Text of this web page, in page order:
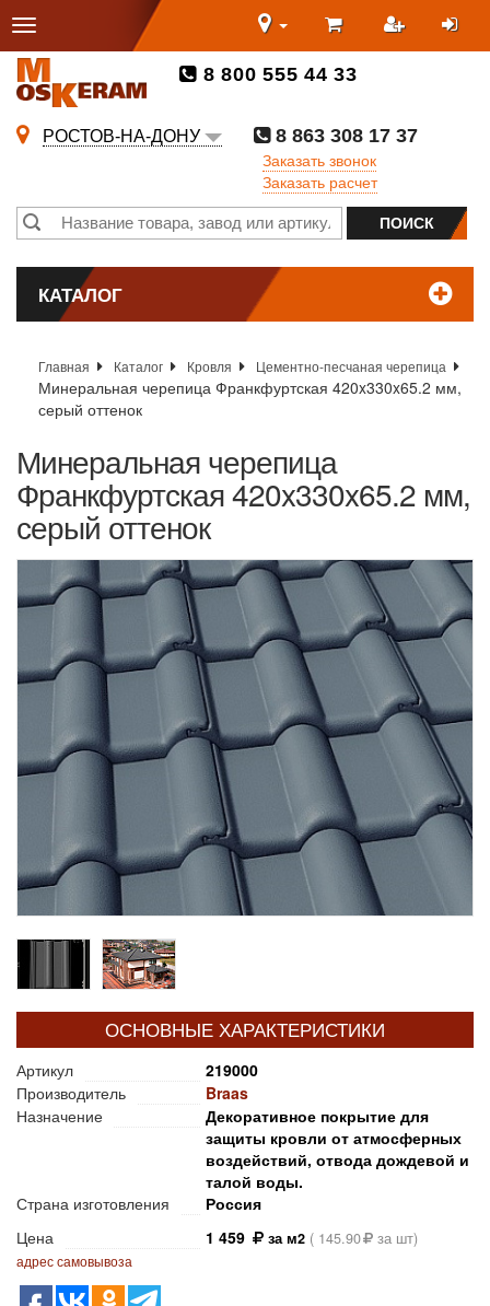
8 800 555 44 33
РОСТОВ-НА-ДОНУ
8 863 308 17 37
Заказать звонок
Заказать расчет
КАТАЛОГ
Главная Каталог Кровля Цементно-песчаная черепица
Минеральная черепица Франкфуртская 420x330x65.2 мм,
серый оттенок
Минеральная черепица
Франкфуртская 420x330x65.2 мм,
серый оттенок
ОСНОВНЫЕ ХАРАКТЕРИСТИКИ
Артикул
219000
Производитель
Braas
Назначение
Декоративное покрытие для
защиты кровли от атмосферных
воздействий, отвода дождевой и
талой воды.
Страна изготовления
Россия
Цена
1 459 за м2 ( 145.90 за шт)
адрес самовывоза